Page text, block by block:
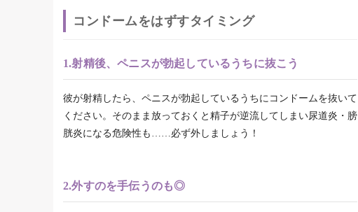
コンドームをはずすタイミング
1.射精後、ペニスが勃起しているうちに抜こう
彼が射精したら、ペニスが勃起しているうちにコンドームを抜いて
ください。そのまま放っておくと精子が逆流してしまい尿道炎・膀
胱炎になる危険性も……必ず外しましょう！
2.外すのを手伝うのも◎